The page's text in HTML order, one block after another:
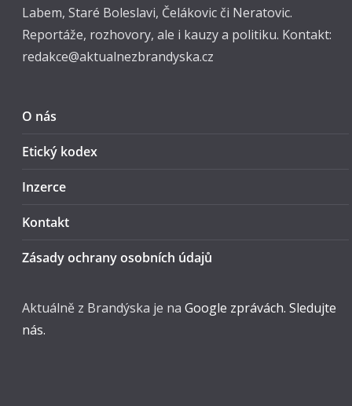
Labem, Staré Boleslavi, Čelákovic či Neratovic.
Reportáže, rozhovory, ale i kauzy a politiku. Kontakt:
redakce@aktualnezbrandyska.cz
O nás
Etický kodex
Inzerce
Kontakt
Zásady ochrany osobních údajů
Aktuálně z Brandýska je na Google zprávách. Sledujte
nás.